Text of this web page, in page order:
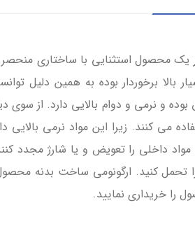
یک محصول استثنایی با ساختاری
بالا برخوردار بوده به همین دلیل
و نرمی و دوام بالایی دارد. از
می کنند. زیرا این مواد نرمی
تحمل کنید. ارگونومی ساخت بدنه
را خریداری نمایید.